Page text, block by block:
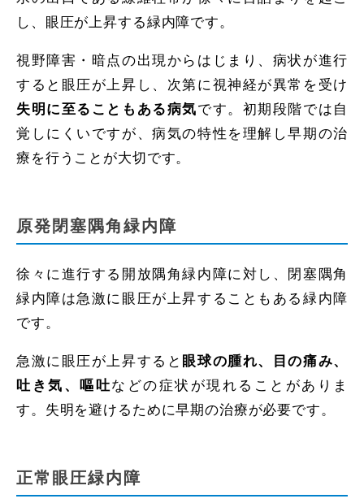
し、眼圧が上昇する緑内障です。
視野障害・暗点の出現からはじまり、病状が進行
すると眼圧が上昇し、次第に視神経が異常を受け
失明に至ることもある病気です。初期段階では自
覚しにくいですが、病気の特性を理解し早期の治
療を行うことが大切です。
原発閉塞隅角緑内障
徐々に進行する開放隅角緑内障に対し、閉塞隅角
緑内障は急激に眼圧が上昇することもある緑内障
です。
急激に眼圧が上昇すると 眼球の腫れ、目の痛み、
吐き気、嘔吐などの症状が現れることがありま
す。失明を避けるために早期の治療が必要です。
正常眼圧緑内障